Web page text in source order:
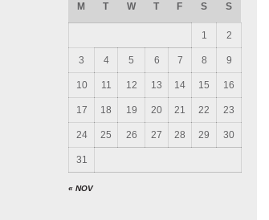
M T W T F S S
« NOV
1 2
3 4 5 6 7 8 9
10 11 12 13 14 15 16
17 18 19 20 21 22 23
24 25 26 27 28 29 30
31